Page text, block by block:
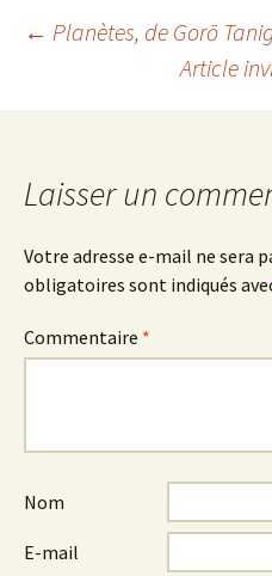
des
articles
← Planètes, de Gorō
Article
Laisser un
Votre adresse e-mail ne sera
obligatoires sont indiqués
Commentaire *
Nom
E-mail